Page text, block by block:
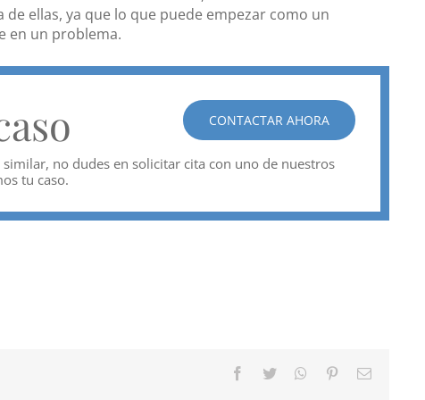
ellas, ya que lo que puede empezar como un
en un problema.
CONTACTAR AHORA
no dudes en solicitar cita con uno de nuestros
tu caso.
Facebook
TwitterWhatsApp
PinterestCorreo